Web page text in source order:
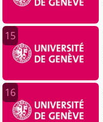
15
16